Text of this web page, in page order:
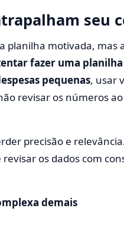
seu
planilha motivada, mas
fazer uma
pequenas, usar
revisar os números
precisão e
os dados com
demais